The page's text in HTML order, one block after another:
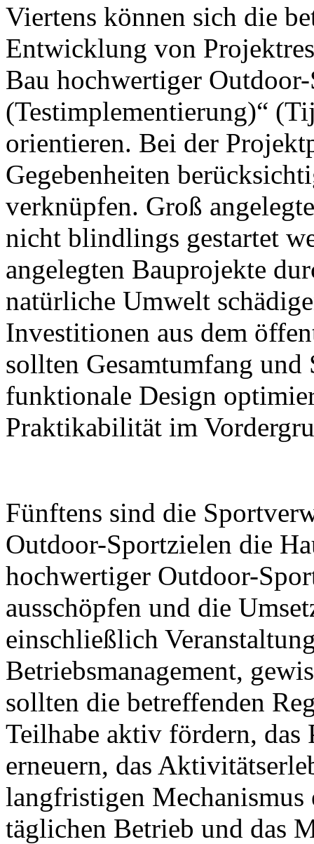
Viertens können sich die
Entwicklung von
Bau hochwertiger
(Testimplementierung)“
orientieren. Bei der
Gegebenheiten
verknüpfen. Groß
nicht blindlings gestartet
angelegten Bauprojekte
natürliche Umwelt
Investitionen aus dem
sollten Gesamtumfang
funktionale Design
Praktikabilität im
Fünftens sind die
Outdoor-Sportzielen die
hochwertiger Outdoor-
ausschöpfen und die
einschließlich
Betriebsmanagement,
sollten die betreffenden
Teilhabe aktiv fördern,
erneuern, das
langfristigen
täglichen Betrieb und das